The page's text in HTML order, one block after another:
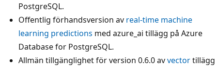
PostgreSQL.
Offentlig förhandsversion av real-time machine
learning predictions med azure_ai tillägg på Azure
Database for PostgreSQL.
Allmän tillgänglighet för version 0.6.0 avvectortillägg